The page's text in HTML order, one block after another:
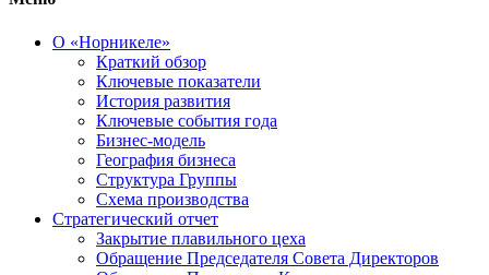
О «Норникеле»
Краткий обзор
Ключевые показатели
История развития
Ключевые события года
Бизнес-модель
География бизнеса
Структура Группы
Схема производства
Стратегический отчет
Закрытие плавильного цеха
Обращение Председателя Совета Директоров